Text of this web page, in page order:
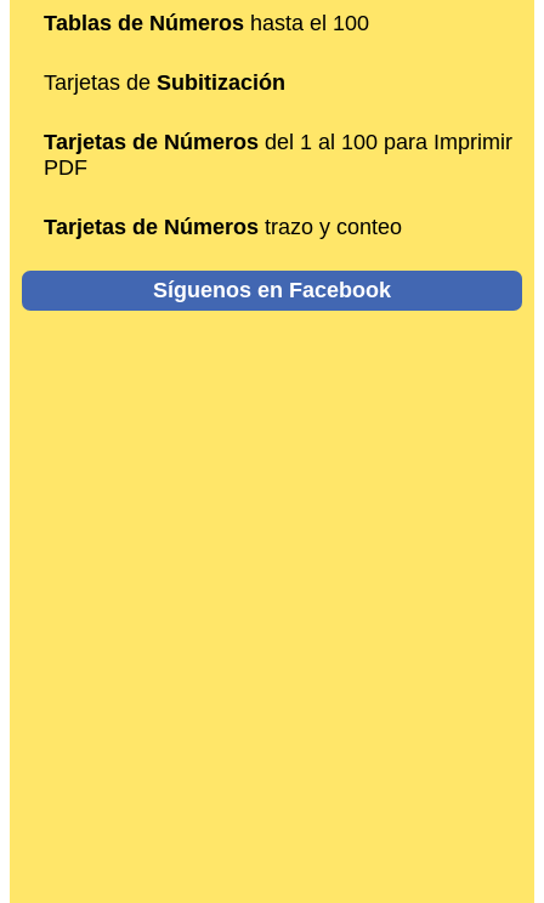
Tablas de Números hasta el 100
Tarjetas de Subitización
Tarjetas de Números del 1 al 100 para Imprimir
PDF
Tarjetas de Números trazo y conteo
Síguenos en Facebook